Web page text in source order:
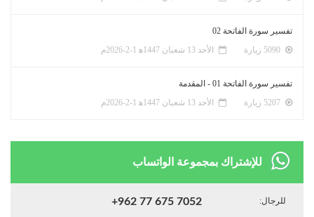
تفسير سورة الفاتحة 02
الأحد 13 شعبان 1447ﻫ 1-2-2026م
تفسير سورة الفاتحة 01 - المقدمة
الأحد 13 شعبان 1447ﻫ 1-2-2026م
للإشتراك بمجموعة الواتساب
للرجال: +962 77 675 7052